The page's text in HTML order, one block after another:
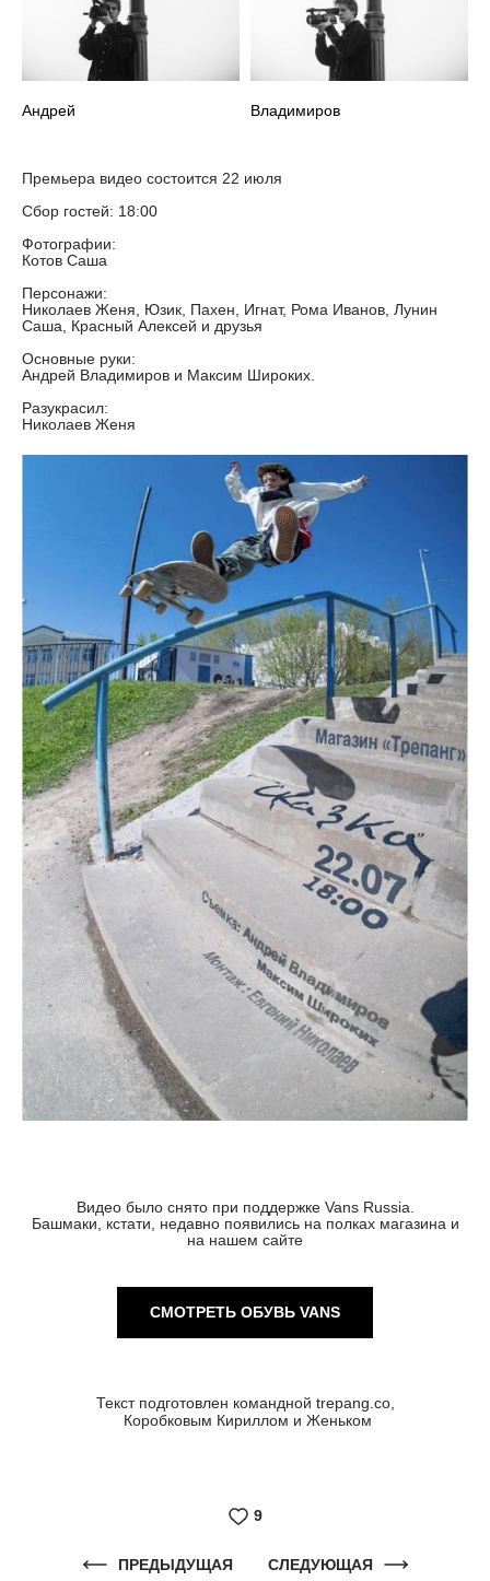
Андрей Владимиров
Премьера видео состоится 22 июля
Сбор гостей: 18:00
Фотографии:
Котов Саша
Персонажи:
Николаев Женя, Юзик, Пахен, Игнат, Рома Иванов, Лунин
Саша, Красный Алексей и друзья
Основные руки:
Андрей Владимиров и Максим Широких.
Разукрасил:
Николаев Женя
Видео было снято при поддержке Vans Russia.
Башмаки, кстати, недавно появились на полках магазина и
на нашем сайте
СМОТРЕТЬ ОБУВЬ VANS
Текст подготовлен командной trepang.co,
Коробковым Кириллом и Женьком
9
ПРЕДЫДУЩАЯ СЛЕДУЮЩАЯ